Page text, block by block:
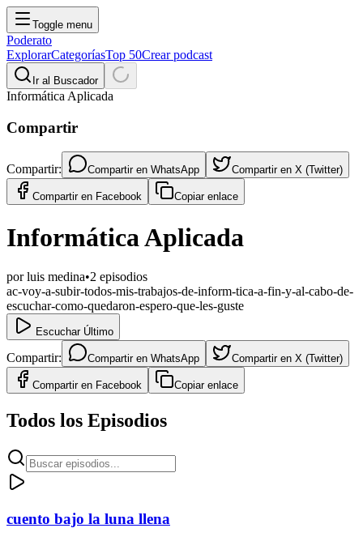
Toggle menu
Poderato
ExplorarCategoríasTop 50Crear podcast
Ir al Buscador
Informática Aplicada
Compartir
Compartir: Compartir en WhatsApp Compartir en X (Twitter)
Compartir en Facebook Copiar enlace
Informática Aplicada
porluis medina•2 episodios
ac-voy-a-subir-todos-mis-trabajos-de-inform-tica-a-fin-y-al-cabo-de-
escuchar-como-quedaron-espero-que-les-guste
Escuchar Último
Compartir: Compartir en WhatsApp Compartir en X (Twitter)
Compartir en Facebook Copiar enlace
Todos los Episodios
cuento bajo la luna llena